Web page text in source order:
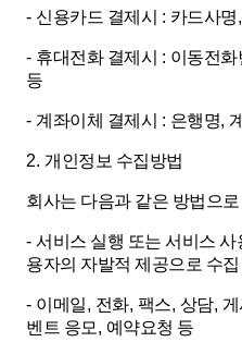
- 신용카드 결제시 : 카드사명,
- 휴대전화 결제시 : 이동전화
등
- 계좌이체 결제시 : 은행명,
2. 개인정보 수집방법
회사는 다음과 같은 방법으
- 서비스 실행 또는 서비스 사
용자의 자발적 제공으로 수집
- 이메일, 전화, 팩스, 상담,
벤트 응모 , 예약요청 등